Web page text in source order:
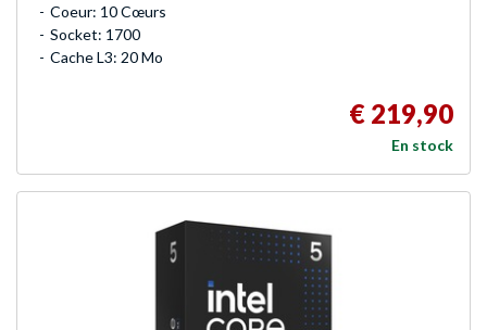
Coeur: 10 Cœurs
Socket: 1700
Cache L3: 20 Mo
€ 219,90
En stock